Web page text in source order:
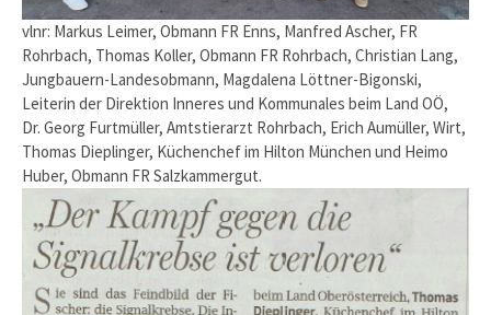
vlnr: Markus Leimer, Obmann FR Enns, Manfred Ascher, FR
Rohrbach, Thomas Koller, Obmann FR Rohrbach, Christian Lang,
Jungbauern-Landesobmann, Magdalena Löttner-Bigonski,
Leiterin der Direktion Inneres und Kommunales beim Land OÖ,
Dr. Georg Furtmüller, Amtstierarzt Rohrbach, Erich Aumüller, Wirt,
Thomas Dieplinger, Küchenchef im Hilton München und Heimo
Huber, Obmann FR Salzkammergut.